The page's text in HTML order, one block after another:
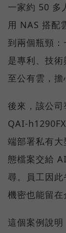
一家約 50 多
用 NAS 搭配
到兩個瓶頸
是專利、技
至公有雲，擔
後來，該公
QAI-
端部署私有
態檔案交給
尋。員工因
機密也能留在
這個案例說